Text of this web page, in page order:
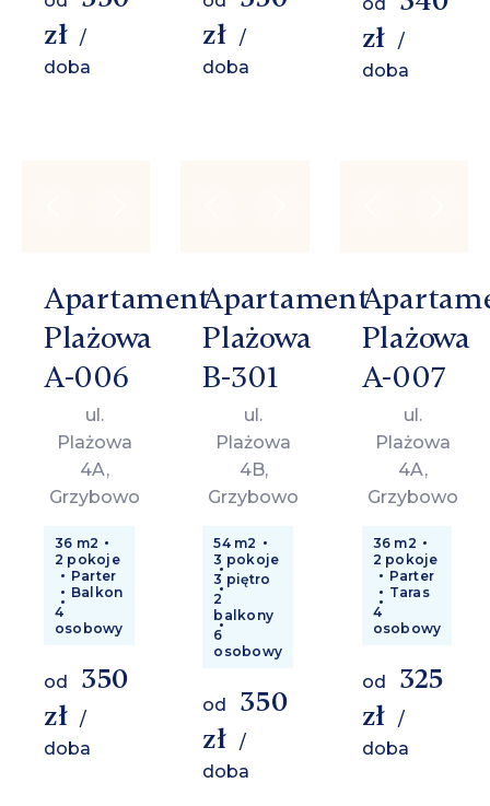
zł
/
doba
zł
/
doba
zł
/
doba
Apartament
Plażowa
A-006
ul.
Plażowa
4A,
Grzybowo
36 m2
2 pokoje
Parter
Balkon
4
osobowy
od
350
zł
/
doba
Apartament
Plażowa
B-301
ul.
Plażowa
4B,
Grzybowo
54 m2
3 pokoje
3 piętro
2
balkony
6
osobowy
od
350
zł
/
doba
Plażowa
A-007
ul.
Plażowa
4A,
Grzybowo
36 m2
2 pokoje
Parter
Taras
4
osobowy
od
325
zł
/
doba